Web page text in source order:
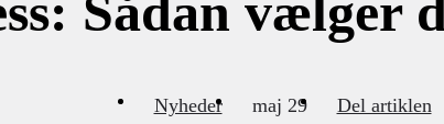
Nyheder maj 29 Del artiklen